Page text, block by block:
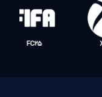
FC25